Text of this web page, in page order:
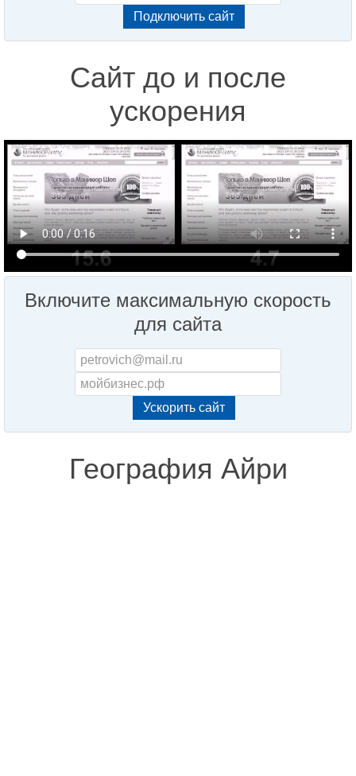
Сайт до и после
ускорения
Включите максимальную скорость
для сайта
География Айри